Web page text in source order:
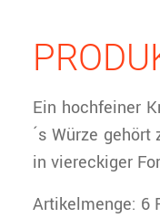
Ein hochfeiner
´s Würze
in viereckiger
Artikelmenge: 6